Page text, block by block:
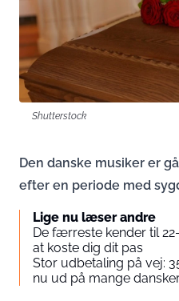
Shutterstock
Den danske musiker er
efter en periode med
Lige nu læser andre
De færreste kender til
at koste dig dit pas
Stor udbetaling på vej:
nu ud på mange